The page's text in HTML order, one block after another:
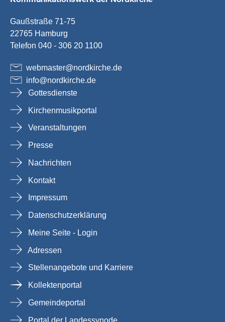
Gaußstraße 71-75
22765 Hamburg
Telefon 040 - 306 20 1100
webmaster@nordkirche.de
info@nordkirche.de
Gottesdienste
Kirchenmusikportal
Veranstaltungen
Presse
Nachrichten
Kontakt
Impressum
Datenschutzerklärung
Meine Seite - Login
Adressen
Stellenangebote und Karriere
Kollektenportal
Gemeindeportal
Portal der Landessynode